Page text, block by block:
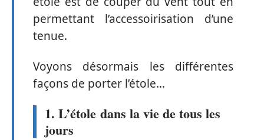
permettant l’accessoirisation d’une
tenue.
Voyons désormais les différentes
façons de porter l’étole…
1. L’étole dans la vie de tous les
jours